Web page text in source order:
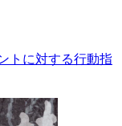
トに対する行動指